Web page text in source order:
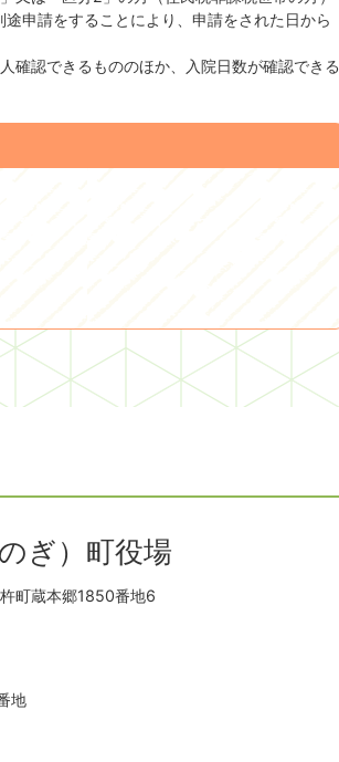
申請をすることにより、申請をされた日から
確認できるもののほか、入院日数が確認できる
ぎ）町役場
町蔵本郷1850番地6
地